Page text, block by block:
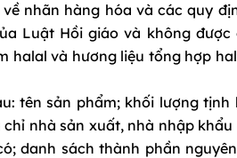
nhãn hàng hóa và các quy
Luật Hồi giáo và không được
halal và hương liệu tổng hợp
tên sản phẩm; khối lượng tịnh
nhà sản xuất, nhà nhập
danh sách thành phần